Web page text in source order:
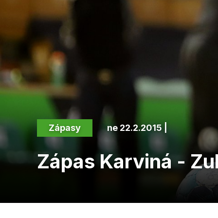
Zápasy ne 22.2.2015 |
Zápas Karviná -